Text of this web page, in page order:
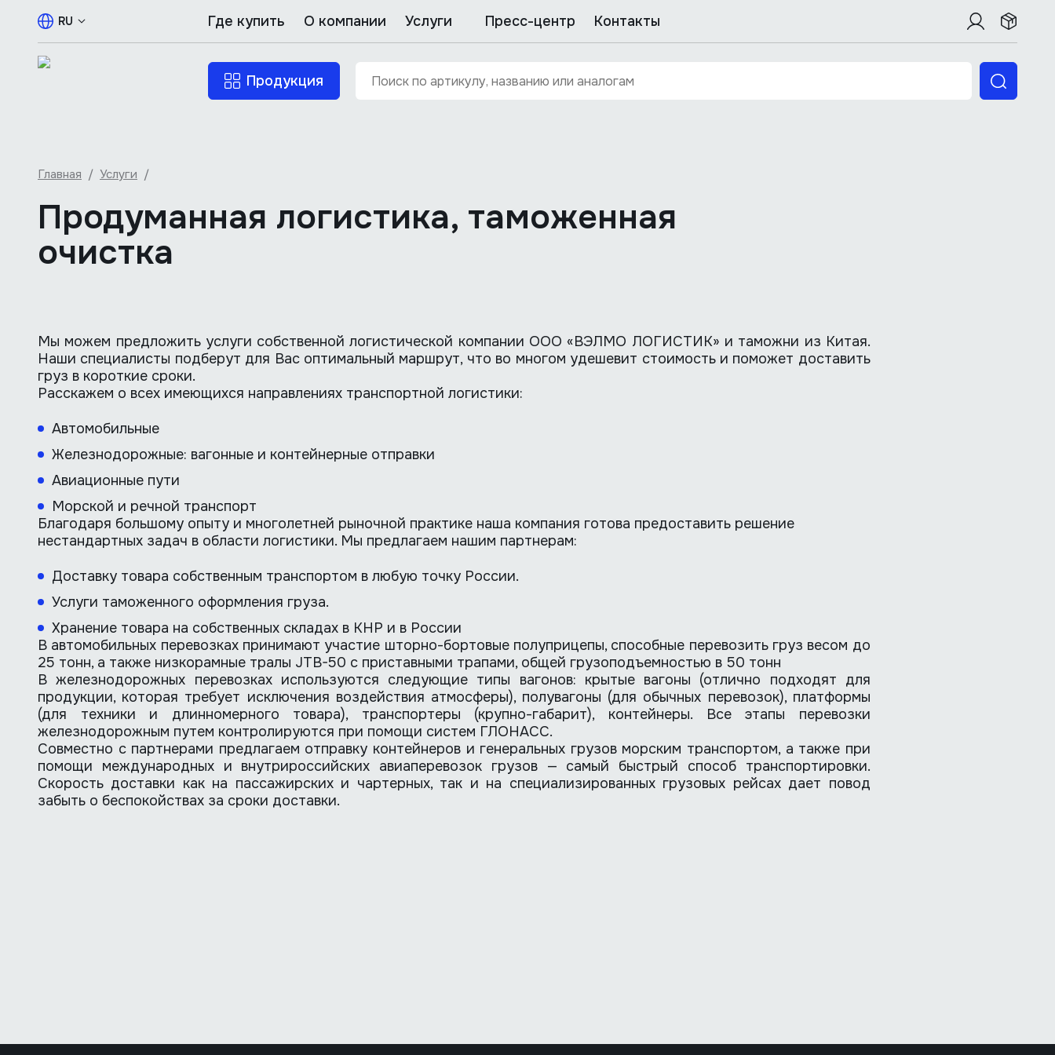
RU Где купить О компании Услуги Пресс-центр Контакты
Продукция
Главная / Услуги /
Продуманная логистика, таможенная
очистка
Мы можем предложить услуги собственной логистической компании ООО «ВЭЛМО ЛОГИСТИК» и таможни из Китая.
Наши специалисты подберут для Вас оптимальный маршрут, что во многом удешевит стоимость и поможет доставить
груз в короткие сроки.
Расскажем о всех имеющихся направлениях транспортной логистики:
Автомобильные
Железнодорожные: вагонные и контейнерные отправки
Авиационные пути
Морской и речной транспорт
Благодаря большому опыту и многолетней рыночной практике наша компания готова предоставить решение
нестандартных задач в области логистики. Мы предлагаем нашим партнерам:
Доставку товара собственным транспортом в любую точку России.
Услуги таможенного оформления груза.
Хранение товара на собственных складах в КНР и в России
В автомобильных перевозках принимают участие шторно-бортовые полуприцепы, способные перевозить груз весом до
25 тонн, а также низкорамные тралы JTB-50 с приставными трапами, общей грузоподъемностью в 50 тонн
В железнодорожных перевозках используются следующие типы вагонов: крытые вагоны (отлично подходят для
продукции, которая требует исключения воздействия атмосферы), полувагоны (для обычных перевозок), платформы
(для техники и длинномерного товара), транспортеры (крупно-габарит), контейнеры. Все этапы перевозки
железнодорожным путем контролируются при помощи систем ГЛОНАСС.
Совместно с партнерами предлагаем отправку контейнеров и генеральных грузов морским транспортом, а также при
помощи международных и внутрироссийских авиаперевозок грузов — самый быстрый способ транспортировки.
Скорость доставки как на пассажирских и чартерных, так и на специализированных грузовых рейсах дает повод
забыть о беспокойствах за сроки доставки.